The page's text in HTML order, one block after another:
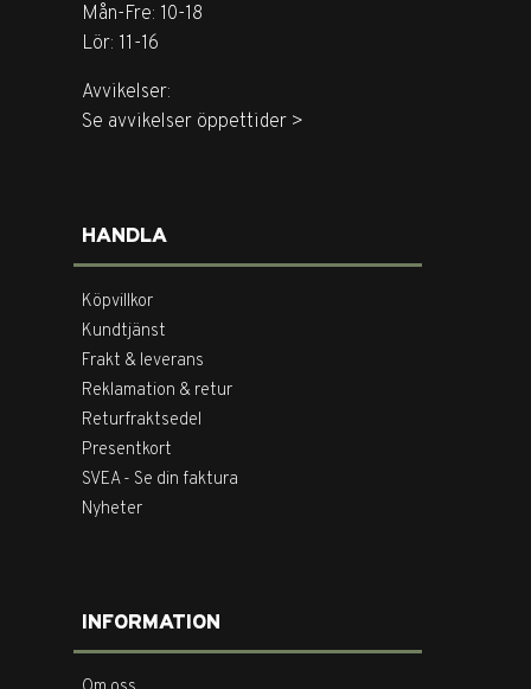
Mån-Fre: 10-18
Lör: 11-16
Avvikelser:
Se avvikelser öppettider >
HANDLA
Köpvillkor
Kundtjänst
Frakt & leverans
Reklamation & retur
Returfraktsedel
Presentkort
SVEA - Se din faktura
Nyheter
INFORMATION